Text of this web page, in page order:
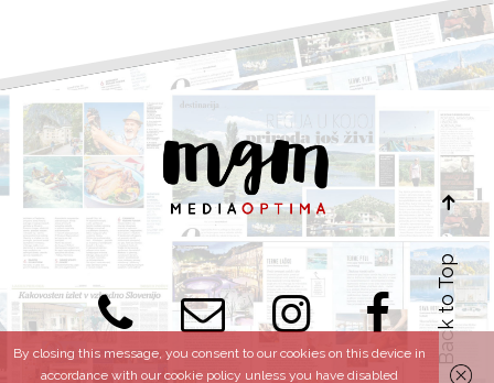
Back to Top
By closing this message, you consent to our cookies on this device in
accordance with our cookie policy unless you have disabled